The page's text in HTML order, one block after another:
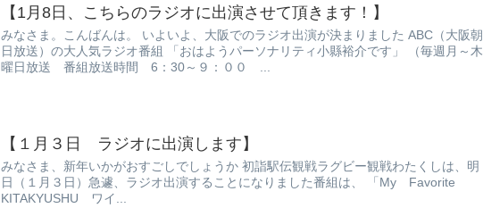
【1月8日、こちらのラジオに出演させて頂きます！】
みなさま。こんばんは。 いよいよ、大阪でのラジオ出演が決まりました ABC（大阪朝
日放送）の大人気ラジオ番組 「おはようパーソナリティ小縣裕介です」 （毎週月～木
曜日放送 番組放送時間 6：30～９：００ ...
【１月３日 ラジオに出演します】
みなさま、新年いかがおすごしでしょうか 初詣駅伝観戦ラグビー観戦 ​わたくしは、明
日（１月３日）急遽、ラジオ出演することになりました ​ 番組は、 「My Favorite
KITAKYUSHU ワイ...